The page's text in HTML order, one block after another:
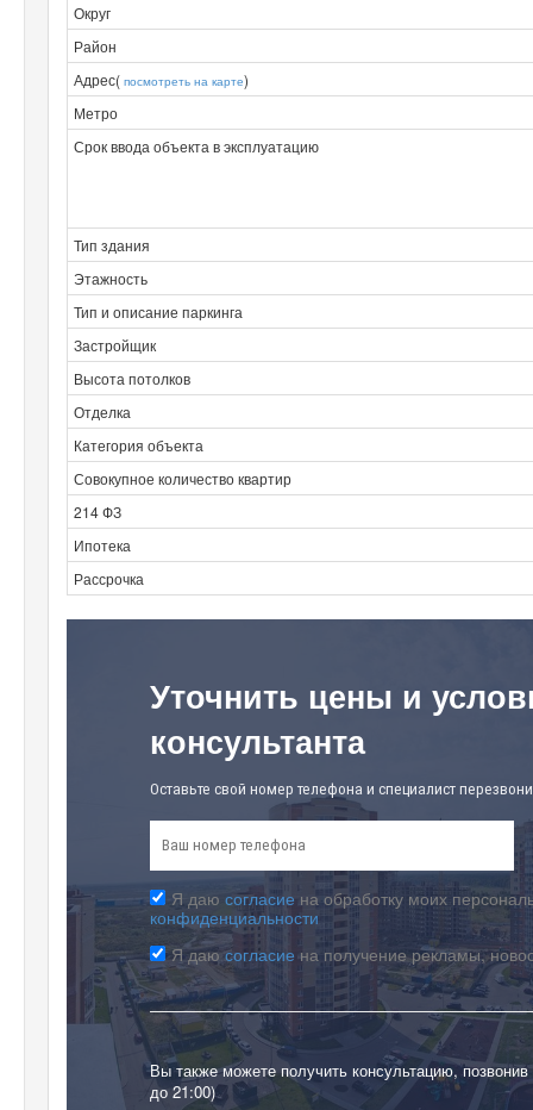
Округ
Район
Адрес( посмотреть на карте)
Метро
Срок ввода объекта в эксплуатацию
Тип здания
Этажность
Тип и описание паркинга
Застройщик
Высота потолков
Отделка
Категория объекта
Совокупное количество квартир
214 ФЗ
Ипотека
Рассрочка
Уточнить цены и
консультанта
Оставьте свой номер телефона и специалист
Я даю согласие на обработку моих
конфиденциальности
Я даю согласие на получение рекламы,
Вы также можете получить консультацию,
до 21:00)